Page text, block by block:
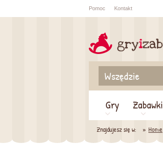
Pomoc Kontakt
Gry
Zabawki
Znajdujesz się w: Home